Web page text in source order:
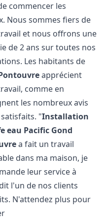
commencer les
Nous sommes fiers de
et nous offrons une
de 2 ans sur toutes nos
Les habitants de
apprécient
comme en
les nombreux avis
"Installation
eau Pacific Gond
a fait un travail
dans ma maison, je
leur service à
l'un de nos clients
N'attendez plus pour